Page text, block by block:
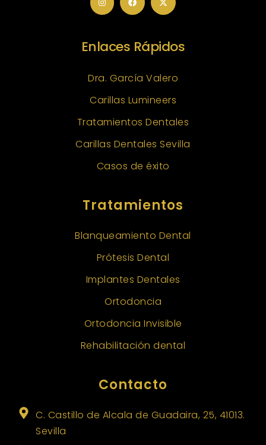
Enlaces Rápidos
Dra. García Valero
Carillas Lumineers
Tratamientos Dentales
Carillas Dentales Sevilla
Casos de éxito
Tratamientos
Blanqueamiento Dental
Prótesis Dental
Implantes Dentales
Ortodoncia
Ortodoncia Invisible
Rehabilitación dental
Contacto
C. Castillo de Alcala de Guadaira, 25, 41013.
Sevilla